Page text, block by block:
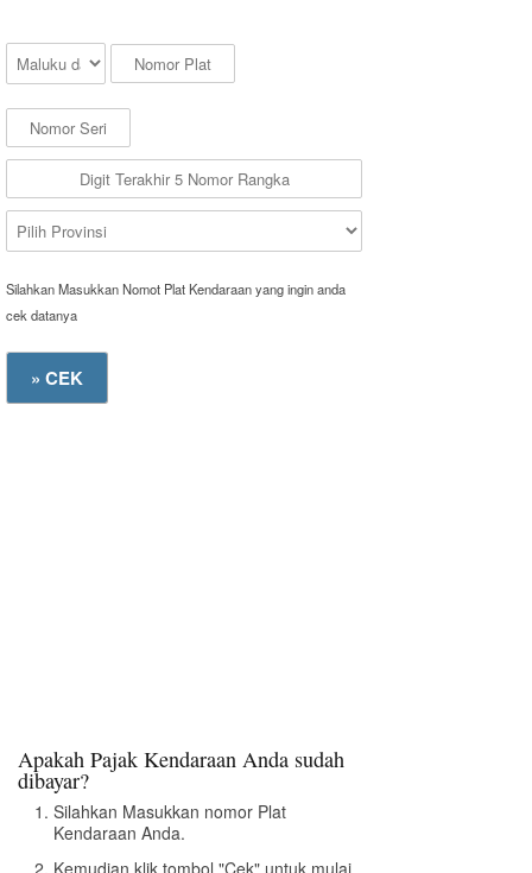
Silahkan Masukkan Nomot Plat Kendaraan yang ingin anda
cek datanya
Apakah Pajak Kendaraan Anda sudah
dibayar?
Silahkan Masukkan nomor Plat
Kendaraan Anda.
Kemudian klik tombol "Cek" untuk mulai